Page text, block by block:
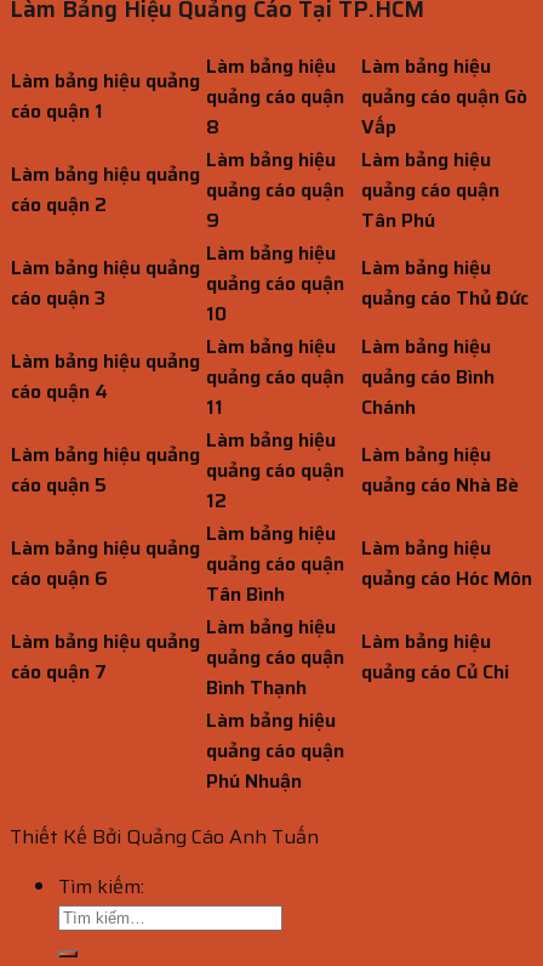
Làm Bảng Hiệu Quảng Cáo Tại TP.HCM
Làm bảng hiệu quảng
cáo quận 1
Làm bảng hiệu
quảng cáo quận
8
Làm bảng hiệu
quảng cáo quận Gò
Vấp
Làm bảng hiệu quảng
cáo quận 2
Làm bảng hiệu
quảng cáo quận
9
Làm bảng hiệu
quảng cáo quận
Tân Phú
Làm bảng hiệu quảng
cáo quận 3
Làm bảng hiệu
quảng cáo quận
10
Làm bảng hiệu
quảng cáo Thủ Đức
Làm bảng hiệu quảng
cáo quận 4
Làm bảng hiệu
quảng cáo quận
11
Làm bảng hiệu
quảng cáo Bình
Chánh
Làm bảng hiệu quảng
cáo quận 5
Làm bảng hiệu
quảng cáo quận
12
Làm bảng hiệu
quảng cáo Nhà Bè
Làm bảng hiệu quảng
cáo quận 6
Làm bảng hiệu
quảng cáo quận
Tân Bình
Làm bảng hiệu
quảng cáo Hóc Môn
Làm bảng hiệu quảng
cáo quận 7
Làm bảng hiệu
quảng cáo quận
Bình Thạnh
Làm bảng hiệu
quảng cáo Củ Chi
Làm bảng hiệu
quảng cáo quận
Phú Nhuận
Thiết Kế Bởi Quảng Cáo Anh Tuấn
Tìm kiếm: